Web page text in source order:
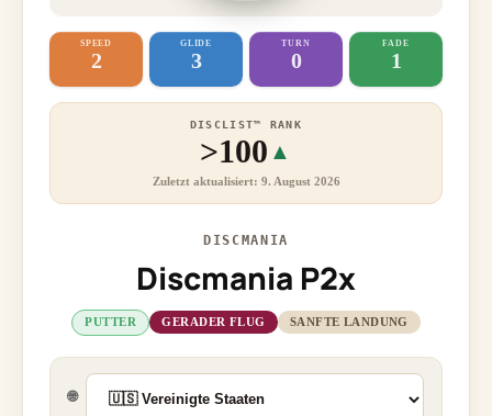
SPEED
2
GLIDE
3
TURN
0
FADE
1
DISCLIST™ RANK
>100 ▲
Zuletzt aktualisiert: 9. August 2026
DISCMANIA
Discmania P2x
PUTTER GERADER FLUG SANFTE LANDUNG
🌐